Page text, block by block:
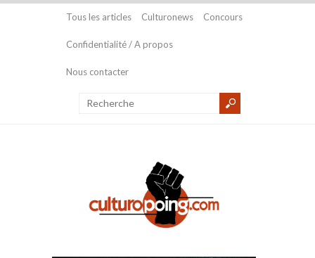
Tous les articles Culturonews Concours
Confidentialité / A propos
Nous contacter